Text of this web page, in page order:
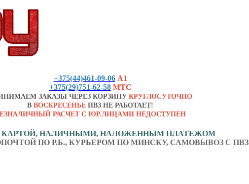
+375(44)461-09-06 А1
+375(29)751-62-58 МТС
ЗАКАЗЫ ЧЕРЕЗ КОРЗИНУ КРУГЛОСУТОЧНО
В ВОСКРЕСЕНЬЕ ПВЗ НЕ РАБОТАЕТ!
РАСЧЕТ С ЮР.ЛИЦАМИ НЕДОСТУПЕН
КАРТОЙ, НАЛИЧНЫМИ, НАЛОЖЕННЫМ ПЛАТЕЖОМ
ПО Р.Б., КУРЬЕРОМ ПО МИНСКУ, САМОВЫВОЗ С ПВЗ